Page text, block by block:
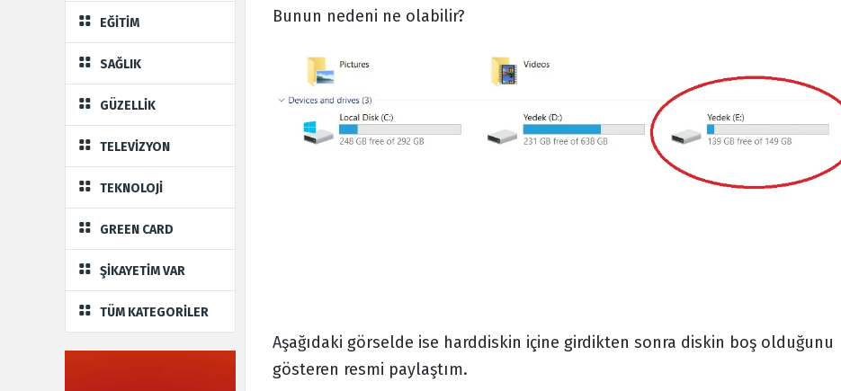
Bunun nedeni ne olabilir?
Aşağıdaki görselde ise harddiskin içine girdikten sonra diskin boş olduğunu
gösteren resmi paylaştım.
EĞİTİM
SAĞLIK
GÜZELLİK
TELEVİZYON
TEKNOLOJİ
GREEN CARD
ŞİKAYETİM VAR
TÜM KATEGORİLER